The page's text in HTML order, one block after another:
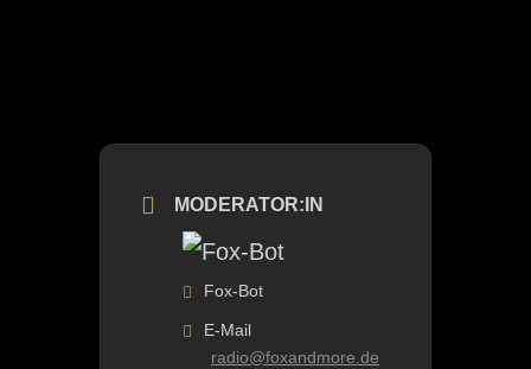
MODERATOR:IN
Fox-Bot
E-Mail
radio@foxandmore.de